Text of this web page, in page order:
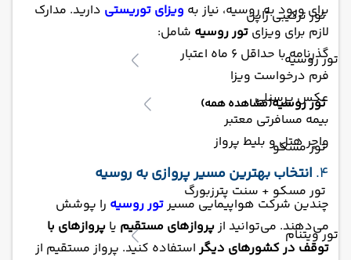
تور ترکیبی ژاپن
تور روسیه
تور روسیه(مشاهده همه)
تور مسکو
تور مسکو + سنت پترزبورگ
تور ویتنام
برای ورود به روسیه، نیاز به ویزای توریستی دارید. مدارک
لازم برای ویزای تور روسیه شامل:
گذرنامه با حداقل 6 ماه اعتبار
فرم درخواست ویزا
عکس پرسنلی
بیمه مسافرتی معتبر
واچر هتل و بلیط پرواز
4. انتخاب بهترین مسیر پروازی به روسیه
چندین شرکت هواپیمایی مسیرتور روسیه را پوشش
می‌دهند. می‌توانید ازپروازهای مستقیم یا پروازهای با
توقف در کشورهای دیگراستفاده کنید. پرواز مستقیم از